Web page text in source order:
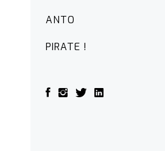
ANTO
PIRATE !